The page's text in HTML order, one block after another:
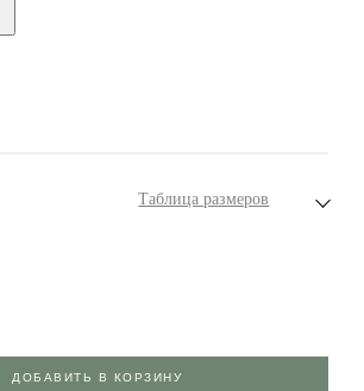
Таблица размеров
ДОБАВИТЬ В КОРЗИНУ